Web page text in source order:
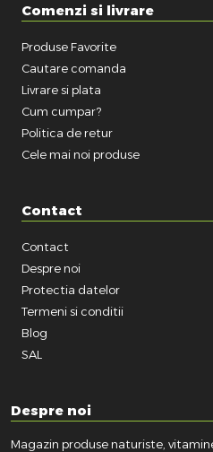
Comenzi si livrare
Produse Favorite
Cautare comanda
Livrare si plata
Cum cumpar?
Politica de retur
Cele mai noi produse
Contact
Contact
Despre noi
Protectia datelor
Termeni si conditii
Blog
SAL
Despre noi
Magazin produse naturiste,